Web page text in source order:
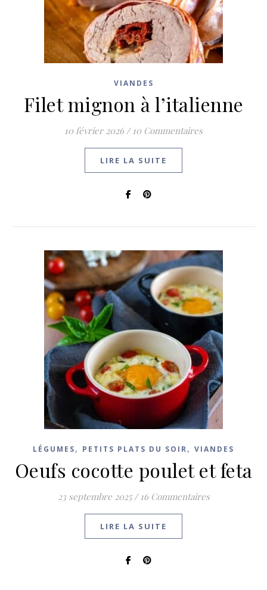
VIANDES
Filet mignon à l’italienne
10 février 2026 / 10 Commentaires
LIRE LA SUITE
LÉGUMES, PETITS PLATS DU SOIR, VIANDES
Oeufs cocotte poulet et feta
23 septembre 2025 / 16 Commentaires
LIRE LA SUITE